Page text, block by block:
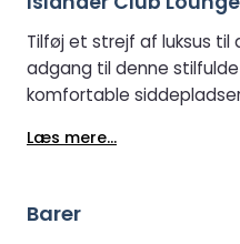
Tilføj et strejf af luksus til
adgang til denne
komfortable
tilgængeligt for
Læs mere...
Barer